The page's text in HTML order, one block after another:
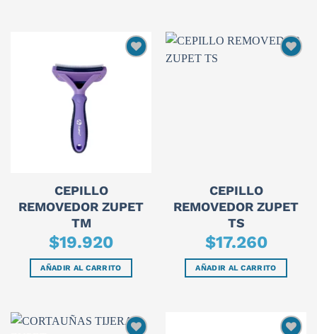
CEPILLO
REMOVEDOR ZUPET
TM
$19.920
AÑADIR AL CARRITO
CEPILLO
REMOVEDOR ZUPET
TS
$17.260
AÑADIR AL CARRITO